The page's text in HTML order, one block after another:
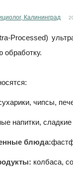
Калининград
Processed)
обработку.
чипсы,
напитки,
блюда:
колбаса,